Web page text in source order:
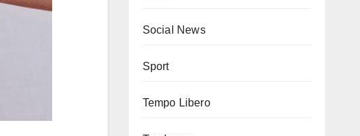
Social News
Sport
Tempo Libero